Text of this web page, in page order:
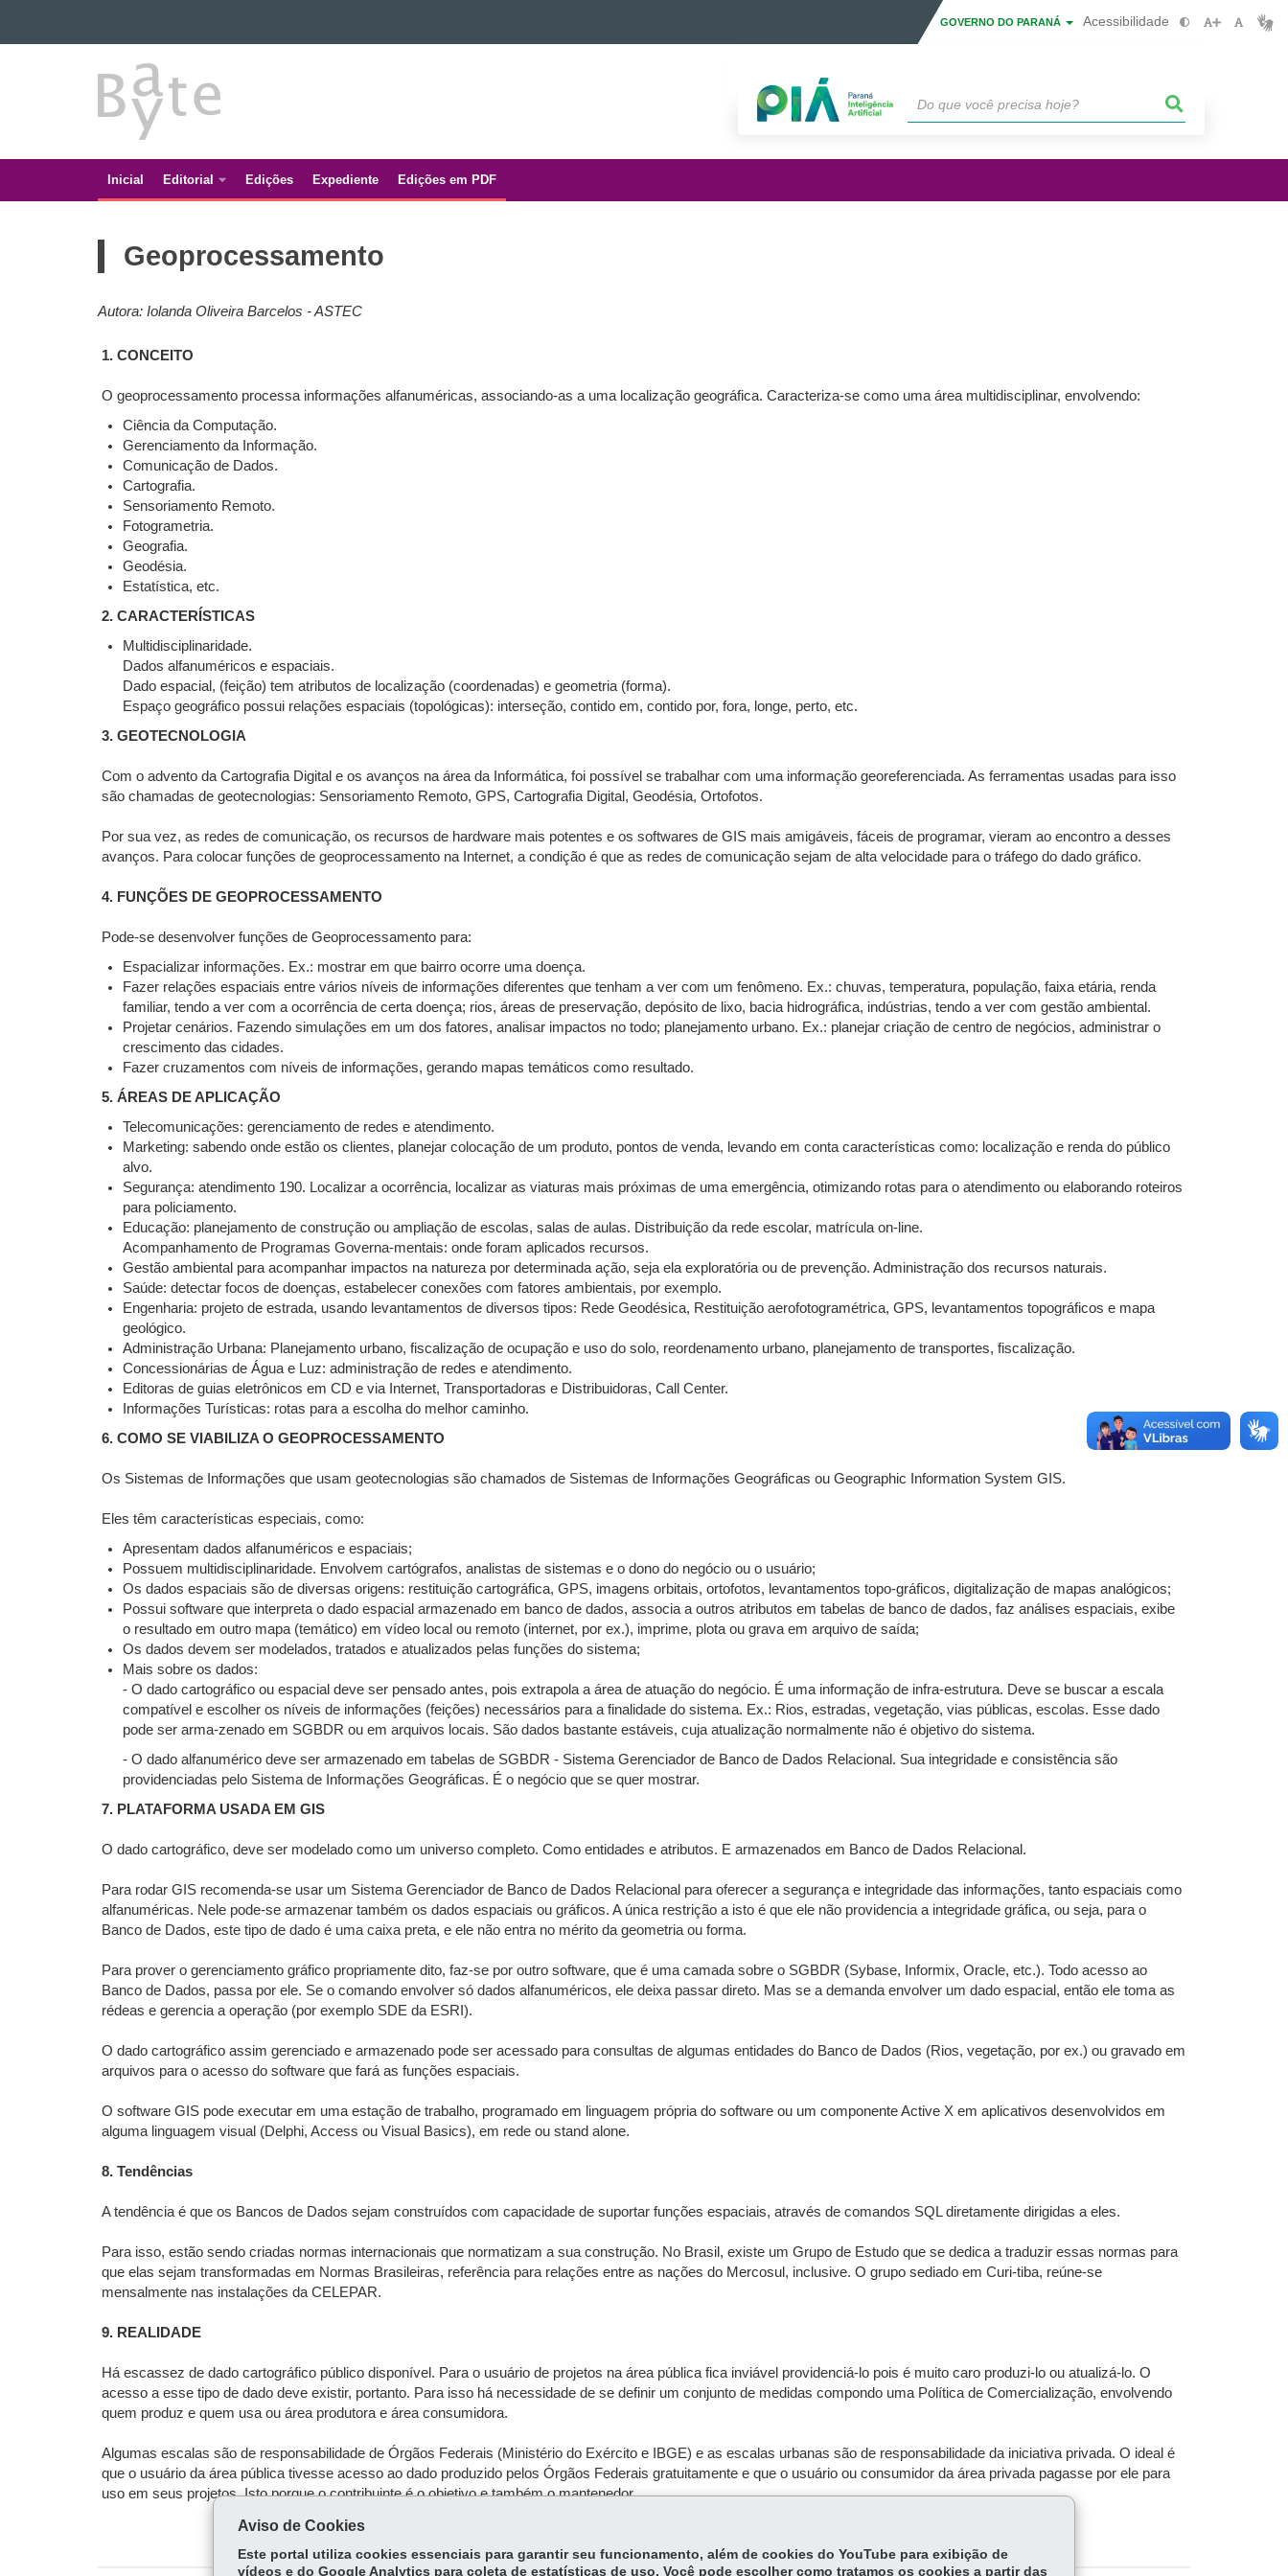
Ir para a navegação
Ir para a busca
GOVERNO DO PARANÁ Acessibilidade
BATE
BYTE
Navegação
Inicial Editorial Edições Expediente Edições em PDF
Geoprocessamento
Autora: Iolanda Oliveira Barcelos - ASTEC
1. CONCEITO
O geoprocessamento processa informações alfanuméricas, associando-as a uma localização geográfica. Caracteriza-se como uma área multidisciplinar, envolvendo:
Ciência da Computação.
Gerenciamento da Informação.
Comunicação de Dados.
Cartografia.
Sensoriamento Remoto.
Fotogrametria.
Geografia.
Geodésia.
Estatística, etc.
2. CARACTERÍSTICAS
Multidisciplinaridade.
Dados alfanuméricos e espaciais.
Dado espacial, (feição) tem atributos de localização (coordenadas) e geometria (forma).
Espaço geográfico possui relações espaciais (topológicas): interseção, contido em, contido por, fora, longe, perto, etc.
3. GEOTECNOLOGIA
Com o advento da Cartografia Digital e os avanços na área da Informática, foi possível se trabalhar com uma informação georeferenciada. As ferramentas usadas para isso
são chamadas de geotecnologias: Sensoriamento Remoto, GPS, Cartografia Digital, Geodésia, Ortofotos.
Por sua vez, as redes de comunicação, os recursos de hardware mais potentes e os softwares de GIS mais amigáveis, fáceis de programar, vieram ao encontro a desses
avanços. Para colocar funções de geoprocessamento na Internet, a condição é que as redes de comunicação sejam de alta velocidade para o tráfego do dado gráfico.
4. FUNÇÕES DE GEOPROCESSAMENTO
Pode-se desenvolver funções de Geoprocessamento para:
Espacializar informações. Ex.: mostrar em que bairro ocorre uma doença.
Fazer relações espaciais entre vários níveis de informações diferentes que tenham a ver com um fenômeno. Ex.: chuvas, temperatura, população, faixa etária, renda
familiar, tendo a ver com a ocorrência de certa doença; rios, áreas de preservação, depósito de lixo, bacia hidrográfica, indústrias, tendo a ver com gestão ambiental.
Projetar cenários. Fazendo simulações em um dos fatores, analisar impactos no todo; planejamento urbano. Ex.: planejar criação de centro de negócios, administrar o
crescimento das cidades.
Fazer cruzamentos com níveis de informações, gerando mapas temáticos como resultado.
5. ÁREAS DE APLICAÇÃO
Telecomunicações: gerenciamento de redes e atendimento.
Marketing: sabendo onde estão os clientes, planejar colocação de um produto, pontos de venda, levando em conta características como: localização e renda do público
alvo.
Segurança: atendimento 190. Localizar a ocorrência, localizar as viaturas mais próximas de uma emergência, otimizando rotas para o atendimento ou elaborando roteiros
para policiamento.
Educação: planejamento de construção ou ampliação de escolas, salas de aulas. Distribuição da rede escolar, matrícula on-line.
Acompanhamento de Programas Governa-mentais: onde foram aplicados recursos.
Gestão ambiental para acompanhar impactos na natureza por determinada ação, seja ela exploratória ou de prevenção. Administração dos recursos naturais.
Saúde: detectar focos de doenças, estabelecer conexões com fatores ambientais, por exemplo.
Engenharia: projeto de estrada, usando levantamentos de diversos tipos: Rede Geodésica, Restituição aerofotogramétrica, GPS, levantamentos topográficos e mapa
geológico.
Administração Urbana: Planejamento urbano, fiscalização de ocupação e uso do solo, reordenamento urbano, planejamento de transportes, fiscalização.
Concessionárias de Água e Luz: administração de redes e atendimento.
Editoras de guias eletrônicos em CD e via Internet, Transportadoras e Distribuidoras, Call Center.
Informações Turísticas: rotas para a escolha do melhor caminho.
6. COMO SE VIABILIZA O GEOPROCESSAMENTO
Os Sistemas de Informações que usam geotecnologias são chamados de Sistemas de Informações Geográficas ou Geographic Information System GIS.
Eles têm características especiais, como:
Apresentam dados alfanuméricos e espaciais;
Possuem multidisciplinaridade. Envolvem cartógrafos, analistas de sistemas e o dono do negócio ou o usuário;
Os dados espaciais são de diversas origens: restituição cartográfica, GPS, imagens orbitais, ortofotos, levantamentos topo-gráficos, digitalização de mapas analógicos;
Possui software que interpreta o dado espacial armazenado em banco de dados, associa a outros atributos em tabelas de banco de dados, faz análises espaciais, exibe
o resultado em outro mapa (temático) em vídeo local ou remoto (internet, por ex.), imprime, plota ou grava em arquivo de saída;
Os dados devem ser modelados, tratados e atualizados pelas funções do sistema;
Mais sobre os dados:
- O dado cartográfico ou espacial deve ser pensado antes, pois extrapola a área de atuação do negócio. É uma informação de infra-estrutura. Deve se buscar a escala
compatível e escolher os níveis de informações (feições) necessários para a finalidade do sistema. Ex.: Rios, estradas, vegetação, vias públicas, escolas. Esse dado
pode ser arma-zenado em SGBDR ou em arquivos locais. São dados bastante estáveis, cuja atualização normalmente não é objetivo do sistema.
- O dado alfanumérico deve ser armazenado em tabelas de SGBDR - Sistema Gerenciador de Banco de Dados Relacional. Sua integridade e consistência são
providenciadas pelo Sistema de Informações Geográficas. É o negócio que se quer mostrar.
7. PLATAFORMA USADA EM GIS
O dado cartográfico, deve ser modelado como um universo completo. Como entidades e atributos. E armazenados em Banco de Dados Relacional.
Para rodar GIS recomenda-se usar um Sistema Gerenciador de Banco de Dados Relacional para oferecer a segurança e integridade das informações, tanto espaciais como
alfanuméricas. Nele pode-se armazenar também os dados espaciais ou gráficos. A única restrição a isto é que ele não providencia a integridade gráfica, ou seja, para o
Banco de Dados, este tipo de dado é uma caixa preta, e ele não entra no mérito da geometria ou forma.
Para prover o gerenciamento gráfico propriamente dito, faz-se por outro software, que é uma camada sobre o SGBDR (Sybase, Informix, Oracle, etc.). Todo acesso ao
Banco de Dados, passa por ele. Se o comando envolver só dados alfanuméricos, ele deixa passar direto. Mas se a demanda envolver um dado espacial, então ele toma as
rédeas e gerencia a operação (por exemplo SDE da ESRI).
O dado cartográfico assim gerenciado e armazenado pode ser acessado para consultas de algumas entidades do Banco de Dados (Rios, vegetação, por ex.) ou gravado em
arquivos para o acesso do software que fará as funções espaciais.
O software GIS pode executar em uma estação de trabalho, programado em linguagem própria do software ou um componente Active X em aplicativos desenvolvidos em
alguma linguagem visual (Delphi, Access ou Visual Basics), em rede ou stand alone.
8. Tendências
A tendência é que os Bancos de Dados sejam construídos com capacidade de suportar funções espaciais, através de comandos SQL diretamente dirigidas a eles.
Para isso, estão sendo criadas normas internacionais que normatizam a sua construção. No Brasil, existe um Grupo de Estudo que se dedica a traduzir essas normas para
que elas sejam transformadas em Normas Brasileiras, referência para relações entre as nações do Mercosul, inclusive. O grupo sediado em Curi-tiba, reúne-se
mensalmente nas instalações da CELEPAR.
9. REALIDADE
Há escassez de dado cartográfico público disponível. Para o usuário de projetos na área pública fica inviável providenciá-lo pois é muito caro produzi-lo ou atualizá-lo. O
acesso a esse tipo de dado deve existir, portanto. Para isso há necessidade de se definir um conjunto de medidas compondo uma Política de Comercialização, envolvendo
quem produz e quem usa ou área produtora e área consumidora.
Algumas escalas são de responsabilidade de Órgãos Federais (Ministério do Exército e IBGE) e as escalas urbanas são de responsabilidade da iniciativa privada. O ideal é
que o usuário da área pública tivesse acesso ao dado produzido pelos Órgãos Federais gratuitamente e que o usuário ou consumidor da área privada pagasse por ele para
uso em seus projetos. Isto porque o contribuinte é o objetivo e também o mantenedor.
Aviso de Cookies
Este portal utiliza cookies essenciais para garantir seu funcionamento, além de cookies do YouTube para exibição de
vídeos e do Google Analytics para coleta de estatísticas de uso. Você pode escolher como tratamos os cookies a partir das